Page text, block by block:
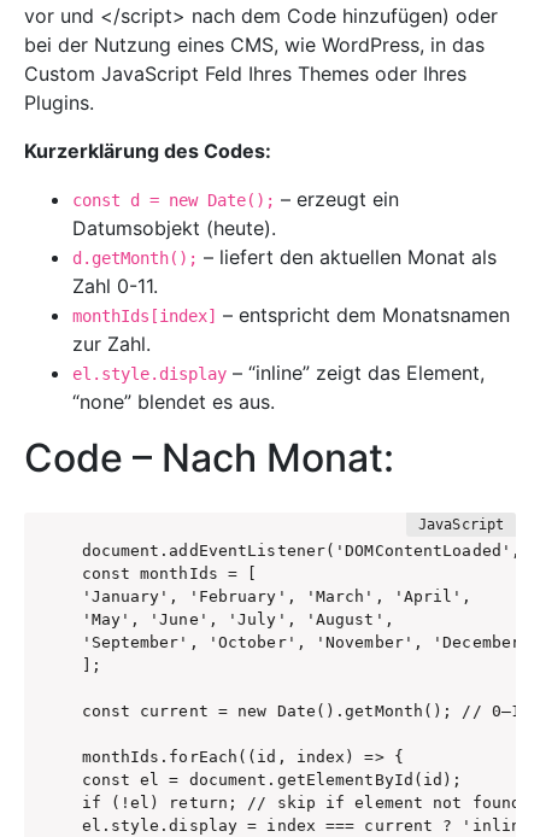
vor und </script> nach dem Code hinzufügen) oder
bei der Nutzung eines CMS, wie WordPress, in das
Custom JavaScript Feld Ihres Themes oder Ihres
Plugins.
Kurzerklärung des Codes:
const d = new Date(); – erzeugt ein
Datumsobjekt (heute).
d.getMonth(); – liefert den aktuellen Monat als
Zahl 0-11.
monthIds[index] – entspricht dem Monatsnamen
zur Zahl.
el.style.display – “inline” zeigt das Element,
“none” blendet es aus.
Code – Nach Monat:
const monthIds = [
'January', 'February', 'March', 'April',
'May', 'June', 'July', 'August',
'September', 'October', 'November', 'December'
];
const current = new Date().getMonth(); // 0–11
monthIds.forEach((id, index) => {
const el = document.getElementById(id);
if (!el) return; // skip if element not found
el.style.display = index === current ?